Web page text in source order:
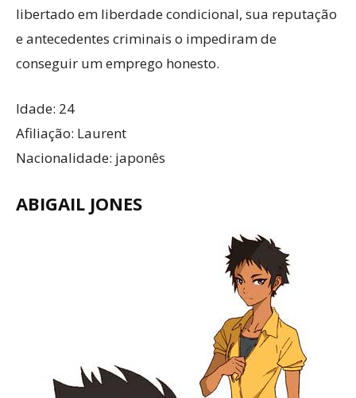
libertado em liberdade condicional, sua reputação
e antecedentes criminais o impediram de
conseguir um emprego honesto.
Idade: 24
Afiliação: Laurent
Nacionalidade: japonês
ABIGAIL JONES